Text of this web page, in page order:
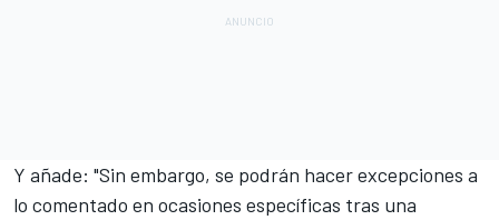
Y añade: "Sin embargo, se podrán hacer excepciones a
lo comentado en ocasiones específicas tras una